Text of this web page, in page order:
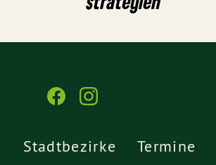
Stadtbezirke Termine